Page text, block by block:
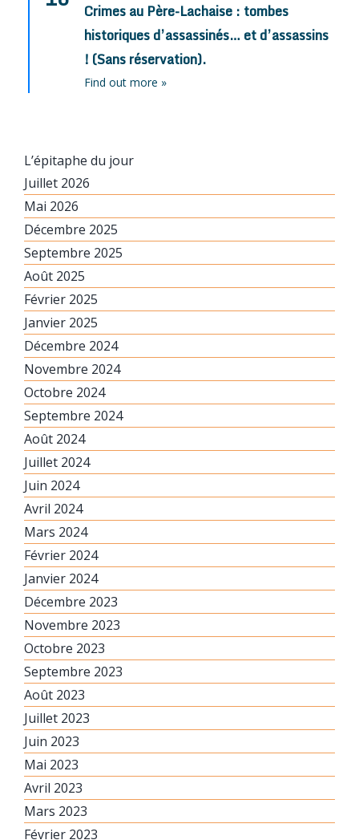
L’épitaphe du jour
Juillet 2026
Mai 2026
Décembre 2025
Septembre 2025
Août 2025
Février 2025
Janvier 2025
Décembre 2024
Novembre 2024
Octobre 2024
Septembre 2024
Août 2024
Juillet 2024
Juin 2024
Avril 2024
Mars 2024
Février 2024
Janvier 2024
Décembre 2023
Novembre 2023
Octobre 2023
Septembre 2023
Août 2023
Juillet 2023
Juin 2023
Mai 2023
Avril 2023
Mars 2023
Février 2023
Crimes au Père-Lachaise : tombes
historiques d’assassinés… et d’assassins
! (Sans réservation).
Find out more »